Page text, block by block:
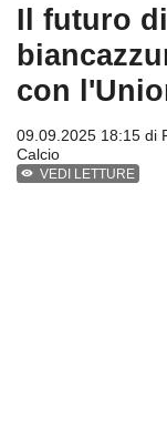
Il futuro
con
09.09.2025 18:15 di
Calcio
VEDI LETTURE